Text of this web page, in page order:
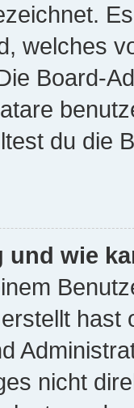
welches
Board-
du die
und wie
nicht